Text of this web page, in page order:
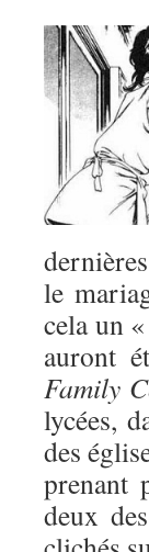
le
cela un
auront
Family
lycées,
des
prenant
deux